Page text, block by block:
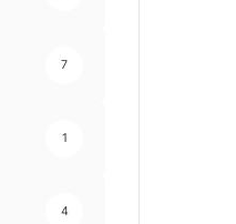
7
1
4